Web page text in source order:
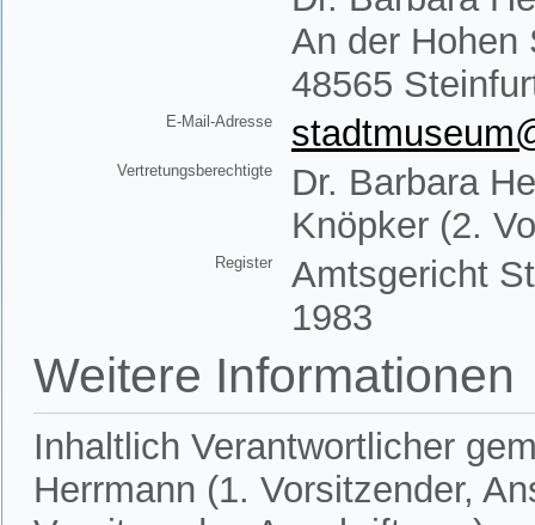
An der Hohen
48565
E-Mail-Adresse
Vertretungsberechtigte
Dr. Barbara
Knöpker (2.
Register
Amtsgericht
1983
Weitere Informationen
Inhaltlich Verantwortlicher
Herrmann (1. Vorsitzender,